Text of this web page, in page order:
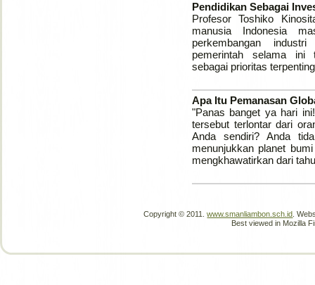
Pendidikan Sebagai
Profesor Toshiko
manusia Indonesia
perkembangan
pemerintah selama ini
sebagai prioritas
Apa Itu Pemanasan
"Panas banget ya hari
tersebut terlontar dari
Anda sendiri? Anda
menunjukkan planet
mengkhawatirkan dari
Copyright © 2011.www.smanliambon.sch.id .
Best viewed in Mozilla